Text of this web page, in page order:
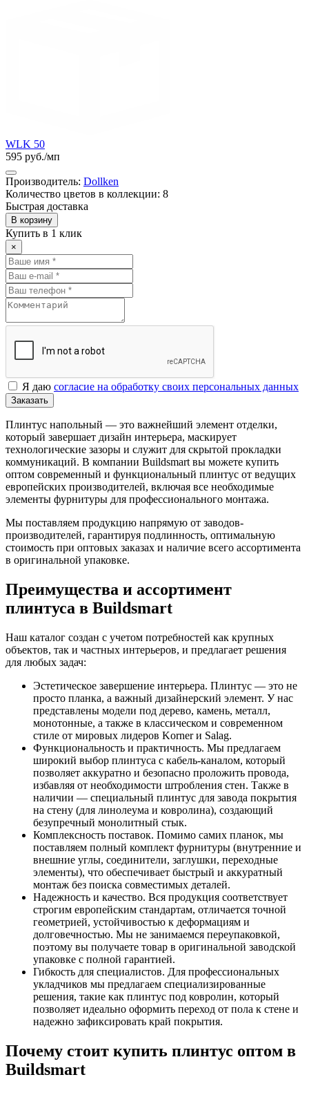
WLK 50
595 руб./мп
Производитель: Dollken
Количество цветов в коллекции: 8
Быстрая доставка
В корзину
Купить в 1 клик
×
Я даю согласие на обработку своих персональных данных
Заказать
Плинтус напольный — это важнейший элемент отделки,
который завершает дизайн интерьера, маскирует
технологические зазоры и служит для скрытой прокладки
коммуникаций. В компании Buildsmart вы можете купить
оптом современный и функциональный плинтус от ведущих
европейских производителей, включая все необходимые
элементы фурнитуры для профессионального монтажа.
Мы поставляем продукцию напрямую от заводов-
производителей, гарантируя подлинность, оптимальную
стоимость при оптовых заказах и наличие всего ассортимента
в оригинальной упаковке.
Преимущества и ассортимент
плинтуса в Buildsmart
Наш каталог создан с учетом потребностей как крупных
объектов, так и частных интерьеров, и предлагает решения
для любых задач:
Эстетическое завершение интерьера. Плинтус — это не
просто планка, а важный дизайнерский элемент. У нас
представлены модели под дерево, камень, металл,
монотонные, а также в классическом и современном
стиле от мировых лидеров Korner и Salag.
Функциональность и практичность. Мы предлагаем
широкий выбор плинтуса с кабель-каналом, который
позволяет аккуратно и безопасно проложить провода,
избавляя от необходимости штробления стен. Также в
наличии — специальный плинтус для завода покрытия
на стену (для линолеума и ковролина), создающий
безупречный монолитный стык.
Комплексность поставок. Помимо самих планок, мы
поставляем полный комплект фурнитуры (внутренние и
внешние углы, соединители, заглушки, переходные
элементы), что обеспечивает быстрый и аккуратный
монтаж без поиска совместимых деталей.
Надежность и качество. Вся продукция соответствует
строгим европейским стандартам, отличается точной
геометрией, устойчивостью к деформациям и
долговечностью. Мы не занимаемся переупаковкой,
поэтому вы получаете товар в оригинальной заводской
упаковке с полной гарантией.
Гибкость для специалистов. Для профессиональных
укладчиков мы предлагаем специализированные
решения, такие как плинтус под ковролин, который
позволяет идеально оформить переход от пола к стене и
надежно зафиксировать край покрытия.
Почему стоит купить плинтус оптом в
Buildsmart